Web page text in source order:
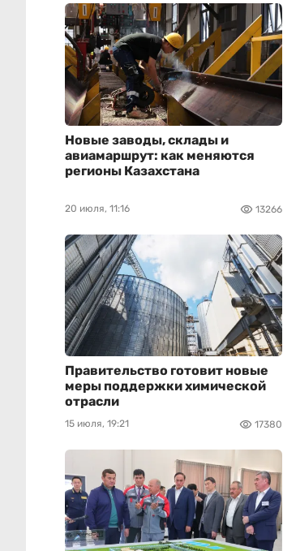
Новые заводы, склады и
авиамаршрут: как меняются
регионы Казахстана
20 июля, 11:16 13266
Правительство готовит новые
меры поддержки химической
отрасли
15 июля, 19:21 17380